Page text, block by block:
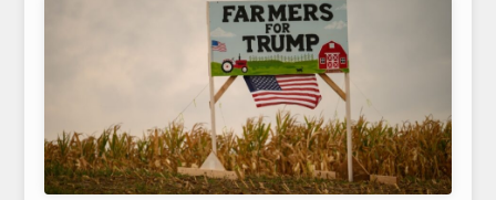
ΕΥΡΩΠΑΪΚΕΣ ΑΠΟΦΑΣΕΙΣ
ΘΕΜΑΤΑ